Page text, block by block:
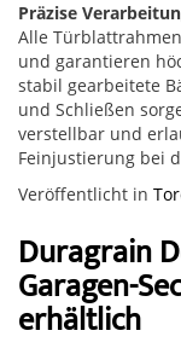
Präzise
Alle
und garantieren
stabil gearbeitete
und Schließen
verstellbar und
Feinjustierung bei
Veröffentlicht in
Duragrain
Garagen-
erhältlich